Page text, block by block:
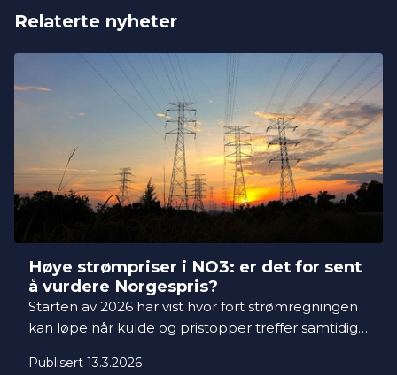
Relaterte nyheter
Høye strømpriser i NO3: er det for sent
å vurdere Norgespris?
Starten av 2026 har vist hvor fort strømregningen
kan løpe når kulde og pristopper treffer samtidig.
Norge har merket dette i vinter.
Publisert 13.3.2026